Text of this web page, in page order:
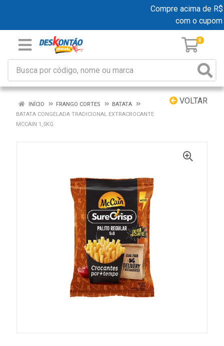
Compre acima de
com o cupom
0
VOLTAR
INÍCIO FRANGO CORTES
BATATA
BATATA CONGELADA TRADICIONAL EXTRACROCANTE
MCCAIN 1,5KG